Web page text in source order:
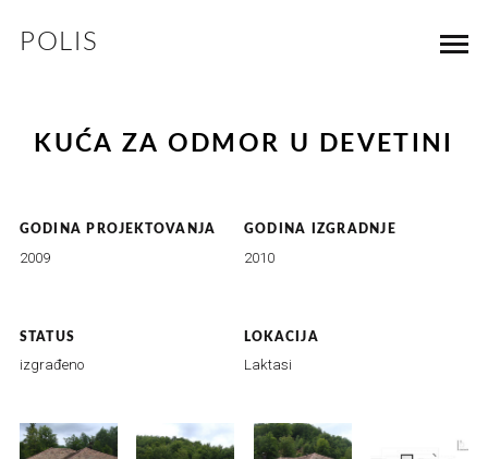
POLIS
KUĆA ZA ODMOR U DEVETINI
GODINA PROJEKTOVANJA
2009
GODINA IZGRADNJE
2010
STATUS
izgrađeno
LOKACIJA
Laktasi